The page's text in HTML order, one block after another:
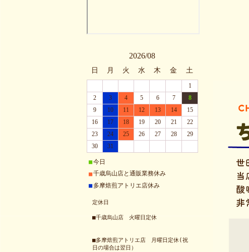
2026/08
日 月 火 水 木 金 土
1
2
3 4 5 6 7
8
9
10 11 12 13 14
15
16
17 18 19 20 21
22
23
24 25 26 27 28
29
30
31
■今日
■千歳烏山店と通販業務休み
■多摩焙煎アトリエ店休み
定休日
■千歳烏山店 火曜日定休
■多摩焙煎アトリエ店 月曜日定休(祝
日の場合は翌日）